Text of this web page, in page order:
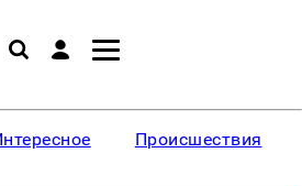
Происшествия